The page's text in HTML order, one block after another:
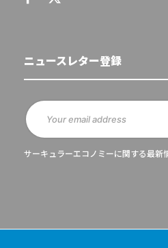
ニュースレター登録
サーキュラーエコノミーに関する最新